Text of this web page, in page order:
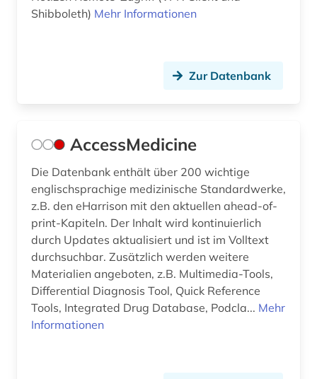
Shibboleth) Mehr Informationen
Zur Datenbank
AccessMedicine
Die Datenbank enthält über 200 wichtige
englischsprachige medizinische Standardwerke,
z.B. den eHarrison mit den aktuellen ahead-of-
print-Kapiteln. Der Inhalt wird kontinuierlich
durch Updates aktualisiert und ist im Volltext
durchsuchbar. Zusätzlich werden weitere
Materialien angeboten, z.B. Multimedia-Tools,
Differential Diagnosis Tool, Quick Reference
Tools, Integrated Drug Database, Podcla... Mehr
Informationen